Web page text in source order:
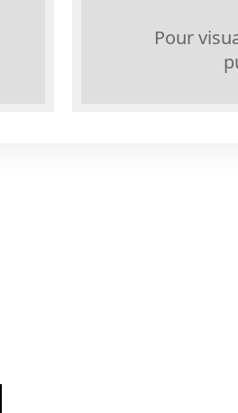
Pour